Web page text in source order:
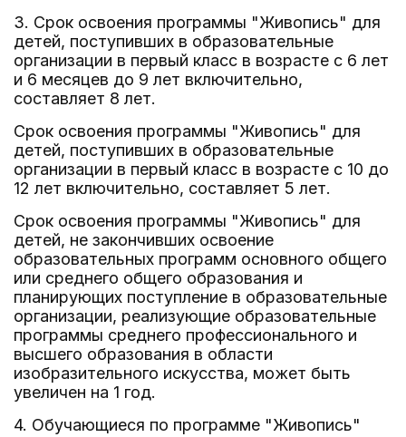
3. Срок освоения программы "Живопись" для
детей, поступивших в образовательные
организации в первый класс в возрасте с 6 лет
и 6 месяцев до 9 лет включительно,
составляет 8 лет.
Срок освоения программы "Живопись" для
детей, поступивших в образовательные
организации в первый класс в возрасте с 10 до
12 лет включительно, составляет 5 лет.
Срок освоения программы "Живопись" для
детей, не закончивших освоение
образовательных программ основного общего
или среднего общего образования и
планирующих поступление в образовательные
организации, реализующие образовательные
программы среднего профессионального и
высшего образования в области
изобразительного искусства, может быть
увеличен на 1 год.
4. Обучающиеся по программе "Живопись"